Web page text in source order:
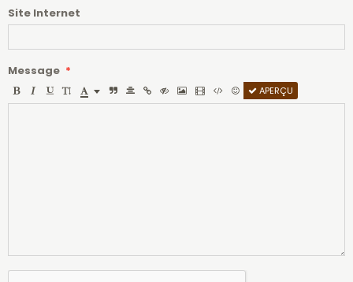
Site Internet
Message
APERÇU